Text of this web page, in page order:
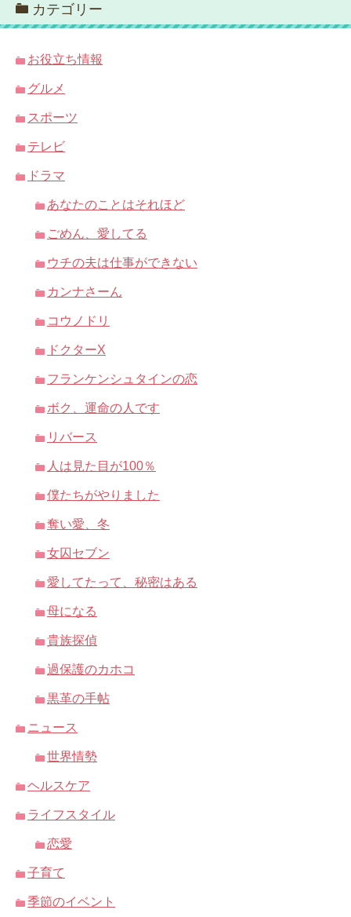
カテゴリー
お役立ち情報
グルメ
スポーツ
テレビ
ドラマ
あなたのことはそれほど
ごめん、愛してる
ウチの夫は仕事ができない
カンナさーん
コウノドリ
ドクターX
フランケンシュタインの恋
ボク、運命の人です
リバース
人は見た目が100％
僕たちがやりました
奪い愛、冬
女囚セブン
愛してたって、秘密はある
母になる
貴族探偵
過保護のカホコ
黒革の手帖
ニュース
世界情勢
ヘルスケア
ライフスタイル
恋愛
子育て
季節のイベント